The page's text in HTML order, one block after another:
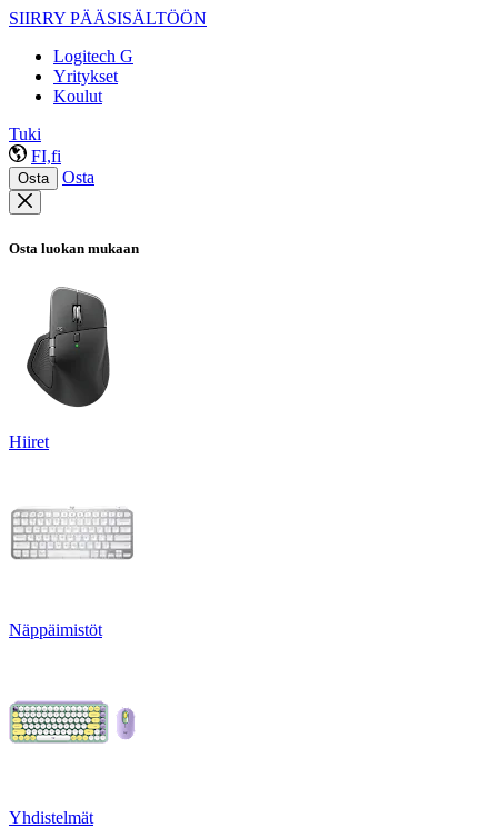
SIIRRY PÄÄSISÄLTÖÖN
Logitech G
Yritykset
Koulut
Tuki
FI,fi
Osta Osta
Osta luokan mukaan
Hiiret
Näppäimistöt
Yhdistelmät